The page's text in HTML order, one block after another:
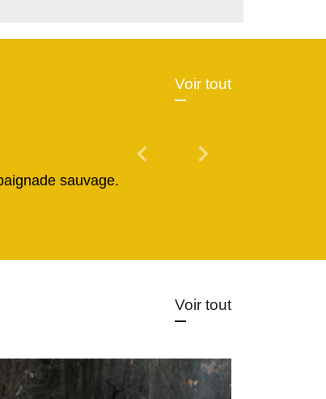
Voir tout
sauvage.
chevron_left Previous
chevron_right
Voir tout